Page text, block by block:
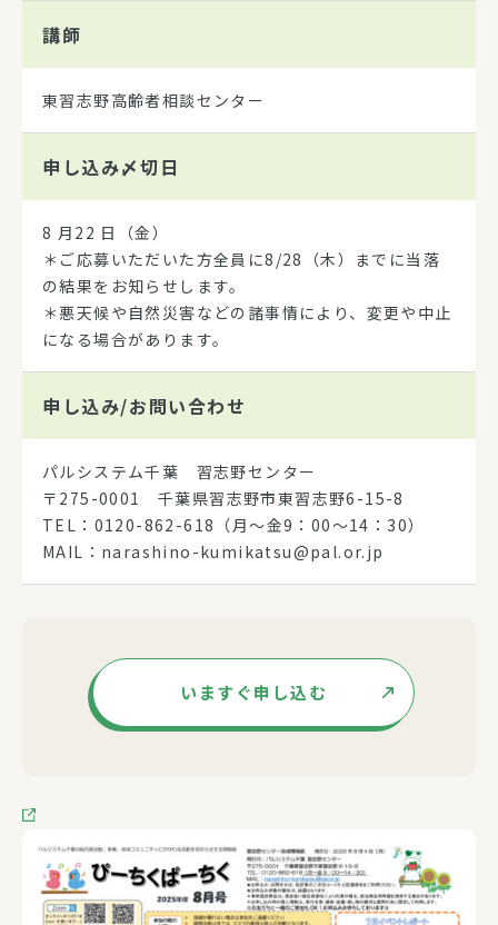
講師
東習志野高齢者相談センター
申し込み〆切日
8 月22 日（金）
＊ご応募いただいた方全員に8/28（木）までに当落
の結果をお知らせします。
＊悪天候や自然災害などの諸事情により、変更や中止
になる場合があります。
申し込み/お問い合わせ
パルシステム千葉 習志野センター
〒275-0001 千葉県習志野市東習志野6-15-8
TEL：0120-862-618（月～金9：00～14：30）
MAIL：narashino-kumikatsu@pal.or.jp
いますぐ申し込む